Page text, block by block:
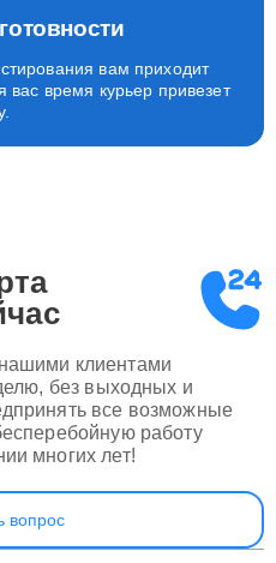
вам приходит
время курьер привезет
клиентами
без выходных и
все возможные
работу
многих лет!
вопрос